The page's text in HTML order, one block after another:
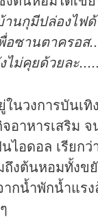
านกุมีปล่องไฟ
อซานตาครอส
ม่คุยด้วยละ
ในวงการบันเ
อาหารเสริม
ไอดอล เรียกว่
ถึงต้นหอมทั้ง
กน้ำพักน้ำแรง